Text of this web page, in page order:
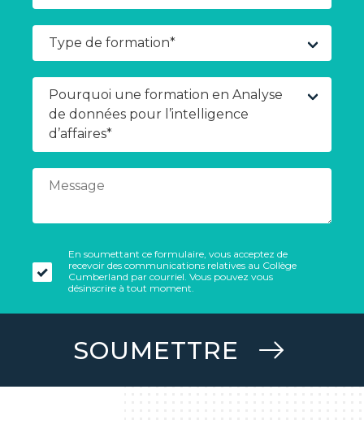
En soumettant ce formulaire, vous acceptez de
recevoir des communications relatives au Collège
Cumberland par courriel. Vous pouvez vous
désinscrire à tout moment.
SOUMETTRE